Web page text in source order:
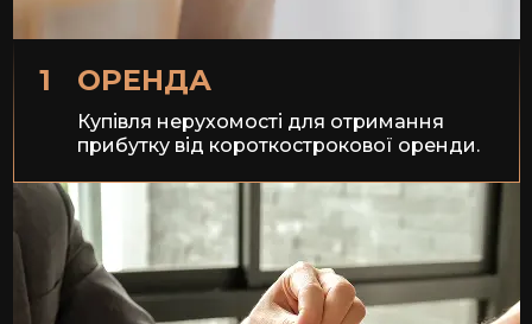
1 ОРЕНДА
Купівля нерухомості для отримання
прибутку від короткострокової оренди.
від Rp160.000.000/ 10 000$
до Rp240.000.000/ 15 000 $
на рік.
Середня прибутковість —12–14% у доларах.
Балі — цілорічний туристичний потік, висока
заповнюваність:
75–95% на рік.